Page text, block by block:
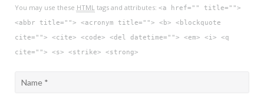
You may use these HTMLtags and attributes: <a href="" title="">
<abbr title=""> <acronym title=""> <b> <blockquote
cite=""> <cite> <code> <del datetime=""> <em> <i> <q
cite=""> <s> <strike> <strong>